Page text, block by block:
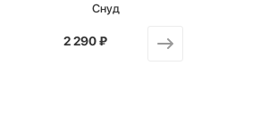
Снуд
от
2 290 ₽